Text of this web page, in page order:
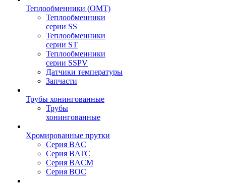
Теплообменники (OMT)
Теплообменники
серии SS
Теплообменники
серии ST
Теплообменники
серии SSPV
Датчики температуры
Запчасти
Трубы хонингованные
Трубы
хонингованные
Хромированные прутки
Серия BAC
Серия BATC
Серия BACM
Серия BOC